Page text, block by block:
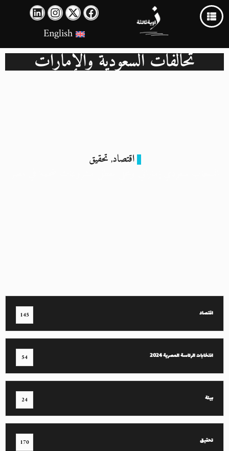
English
تحالفات السعودية والإمارات
اقتصاد,تحقيق
اقتصاد 145
انتخابات الرئاسة المصرية 2024 54
بيئة 24
تحقيق 170